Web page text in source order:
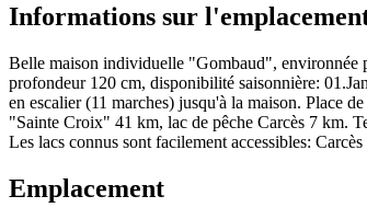
Informations sur
Belle maison individuelle "Gombaud", environnée
profondeur 120 cm, disponibilité saisonnière:
en escalier (11 marches) jusqu'à la maison. Place
"Sainte Croix" 41 km, lac de pêche Carcès 7 km.
Les lacs connus sont facilement accessibles:
Emplacement